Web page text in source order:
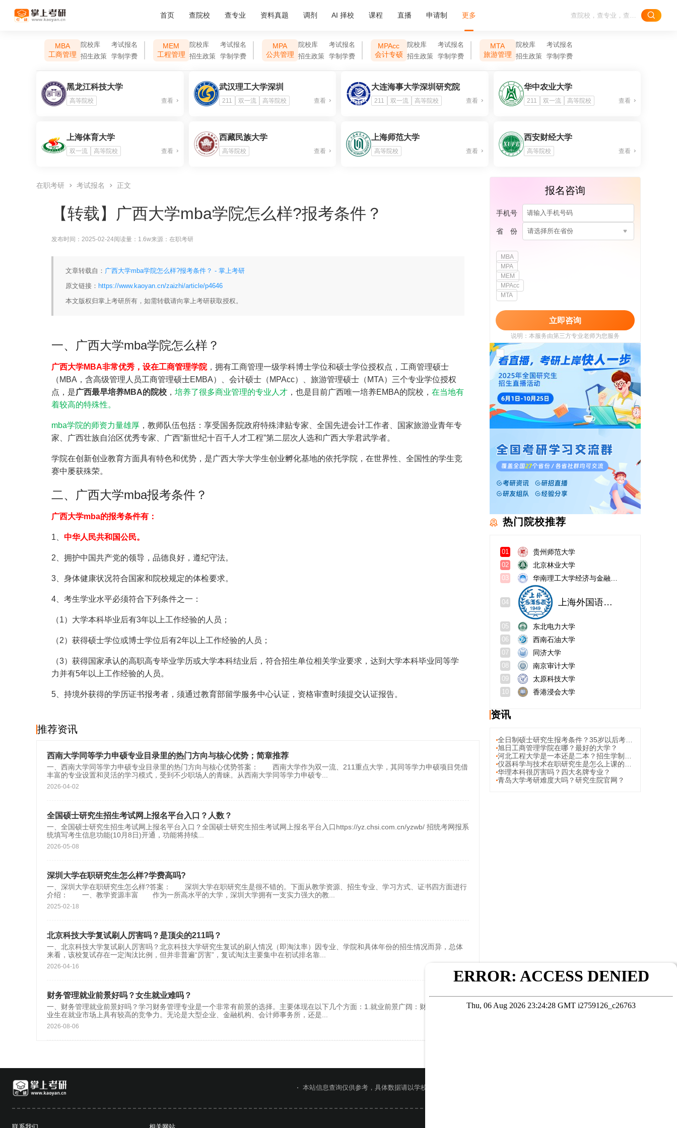
首页 查院校 查专业 资料真题 调剂 AI 择校 课程 直播 申请制 更多
MBA
工商管理
院校库
考试报名
招生政策
学制学费
MEM
工程管理
院校库
考试报名
招生政策
学制学费
MPA
公共管理
院校库
考试报名
招生政策
学制学费
MPAcc
会计专硕
院校库
考试报名
招生政策
学制学费
MTA
旅游管理
院校库
考试报名
招生政策
学制学费
黑龙江科技大学
高等院校 查看
武汉理工大学深圳
211 双一流 高等院校 查看
大连海事大学深圳研究院
211 双一流 高等院校 查看
华中农业大学
211 双一流 高等院校 查看
上海体育大学
双一流 高等院校 查看
西藏民族大学
高等院校 查看
上海师范大学
高等院校 查看
西安财经大学
高等院校 查看
在职考研 考试报名 正文
【转载】 广西大学mba学院怎么样?报考条件？
发布时间： 2025-02-24阅读量： 1.6w来源： 在职考研
文章转载自： 广西大学mba学院怎么样?报考条件？ - 掌上考研
原文链接： https://www.kaoyan.cn/zaizhi/article/p4646
本文版权归掌上考研所有，如需转载请向掌上考研获取授权。
一、广西大学mba学院怎么样？
广西大学MBA非常优秀，设在工商管理学院，拥有工商管理一级学科博士学位和硕士学位授权点，工商管理硕士
（MBA，含高级管理人员工商管理硕士EMBA）、会计硕士（MPAcc）、旅游管理硕士（MTA）三个专业学位授权
点，是广西最早培养MBA的院校 ， 培养了很多商业管理的专业人才 ，也是目前广西唯一培养EMBA的院校， 在当地有
着较高的特殊性。
mba学院的师资力量雄厚 ，教师队伍包括：享受国务院政府特殊津贴专家、全国先进会计工作者、国家旅游业青年专
家、广西壮族自治区优秀专家、广西“新世纪十百千人才工程”第二层次人选和广西大学君武学者。
学院在创新创业教育方面具有特色和优势，是广西大学大学生创业孵化基地的依托学院，在世界性、全国性的学生竞
赛中屡获殊荣。
二、广西大学mba报考条件？
广西大学mba的报考条件有：
1、 中华人民共和国公民。
2、拥护中国共产党的领导，品德良好，遵纪守法。
3、身体健康状况符合国家和院校规定的体检要求。
4、考生学业水平必须符合下列条件之一：
（1）大学本科毕业后有3年以上工作经验的人员；
（2）获得硕士学位或博士学位后有2年以上工作经验的人员；
（3）获得国家承认的高职高专毕业学历或大学本科结业后，符合招生单位相关学业要求，达到大学本科毕业同等学
力并有5年以上工作经验的人员。
5、持境外获得的学历证书报考者，须通过教育部留学服务中心认证，资格审查时须提交认证报告。
推荐资讯
西南大学同等学力申硕专业目录里的热门方向与核心优势；简章推荐
一、西南大学同等学力申硕专业目录里的热门方向与核心优势答案： 西南大学作为双一流、211重点大学，其同等学力申硕项目凭借
丰富的专业设置和灵活的学习模式，受到不少职场人的青睐。从西南大学同等学力申硕专
2026-04-02
全国硕士研究生招生考试网上报名平台入口？人数？
一、全国硕士研究生招生考试网上报名平台入口？全国硕士研究生招生考试网上报名平台入口https://yz.chsi.com.cn/yzwb/ 招统考网报系
统填写考生信息功能(10月8日)开通，功能将持续
2026-05-08
深圳大学在职研究生怎么样?学费高吗?
一、深圳大学在职研究生怎么样?答案： 深圳大学在职研究生是很不错的。下面从教学资源、招生专业、学习方式、证书四方面进行
介绍： 一、教学资源丰富 作为一所高水平的大学，深圳大学拥有一支实力强大的教
2025-02-18
北京科技大学复试刷人厉害吗？是顶尖的211吗？
一、北京科技大学复试刷人厉害吗？北京科技大学研究生复试的刷人情况（即淘汰率）因专业、学院和具体年份的招生情况而异，总体
来看，‌该校复试存在一定淘汰比例，但并非普遍“厉害”，复试淘汰主要集中在初试排名靠
2026-04-16
财务管理就业前景好吗？女生就业难吗？
一、财务管理就业前景好吗？学习财务管理专业是一个非常有前景的选择。主要体现在以下几个方面：1.就业前景广阔：财务管理专业毕
业生在就业市场上具有较高的竞争力。无论是大型企业、金融机构、会计师事务所，还是
2026-08-06
报名咨询
手机号
省 份 请选择所在省份
MBA
MPA
MEM
MPAcc
MTA
立即咨询
说明：本服务由第三方专业老师为您服务
我已阅读并同意 《用户政策》
《用户服务
使用协议》
热门院校推荐
01 贵州师范大学
02 北京林业大学
03
04 上海外国语大学
05 东北电力大学
06 西南石油大学
07 同济大学
08 南京审计大学
09 太原科技大学
10 香港浸会大学
资讯
旭日工商管理学院在哪？最好的大学？
华理本科很厉害吗？四大名牌专业？
青岛大学考研难度大吗？研究生院官网？
本站信息查询仅供参考，具体数据请以学校官网或考试院公布为准